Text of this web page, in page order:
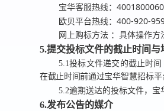
宝华客服热线：
欧贝平台热线： 400-920-
网上购标方法 ：具体操作方
5.提交投标文件的截止时间与
5.1投标文件递交的截止时
在截止时间前通过宝华智慧招标
5.2逾期送达的投标文件，宝
6.发布公告的媒介